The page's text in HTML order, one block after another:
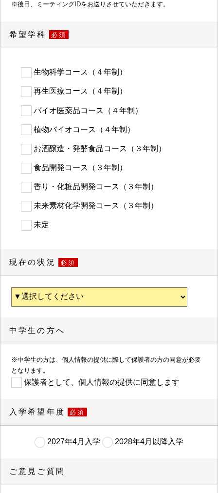
※後日、ミーティングIDをお送りさせていただきます。
希望学科 必須
生物科学コース（４年制）
再生医療コース（４年制）
バイオ医薬品コース（４年制）
植物バイオコース（４年制）
お酒醸造・発酵食品コース（３年制）
食品開発コース（３年制）
香り・化粧品開発コース（３年制）
未来素材化学開発コース（３年制）
未定
現在の状況 必須
中学生の方へ
※中学生の方は、個人情報の提供に際して保護者の方の同意が必要
となります。
保護者として、個人情報の提供に同意します
入学希望年度 必須
2027年4月入学 2028年4月以降入学
ご意見ご質問